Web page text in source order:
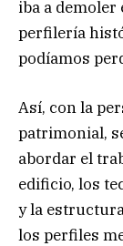
iba a
perfilería
podíamos
Así, con la
patrimonial,
abordar el
edificio, los
y la
los perfiles